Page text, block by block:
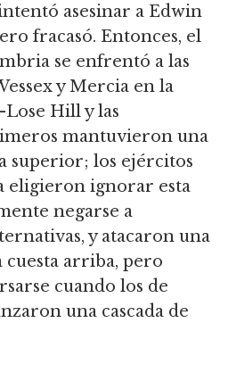
asesinar a Edwin
fracasó. Entonces, el
se enfrentó a las
y Mercia en la
Hill y las
mantuvieron una
superior; los ejércitos
eligieron ignorar esta
negarse a
y atacaron una
arriba, pero
cuando los de
una cascada de